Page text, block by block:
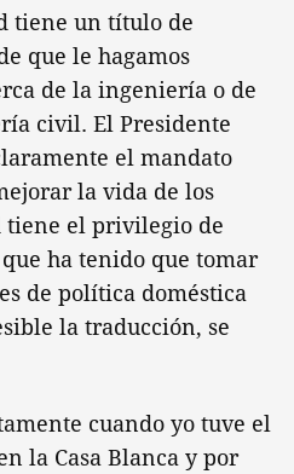
tiene un título de
que le hagamos
de la ingeniería o de
civil. El Presidente
el mandato
la vida de los
tiene el privilegio de
ha tenido que tomar
de política doméstica
la traducción, se
cuando yo tuve el
la Casa Blanca y por